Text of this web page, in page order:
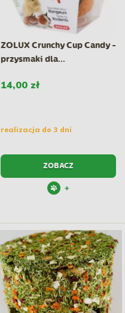
ZOLUX Crunchy Cup Candy -
przysmaki dla...
14,00 zł
realizacja do 3 dni
ZOBACZ
+